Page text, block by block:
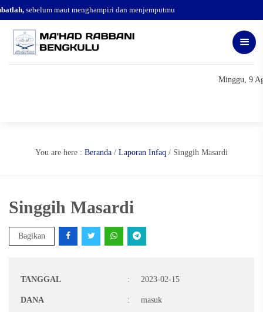
sebelum maut menghampiri dan menjemputmu
Minggu, 9
You are here : Beranda / Laporan Infaq / Singgih Masardi
Singgih Masardi
Bagikan
TANGGAL : 2023-02-15
DANA : masuk